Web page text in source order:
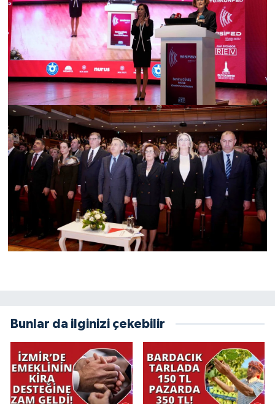
Bunlar da ilginizi çekebilir